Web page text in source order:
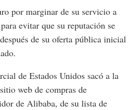
por marginar de su servicio a
evitar que su reputación se
de su oferta pública inicial
de Estados Unidos sacó a la
web de compras de
de Alibaba, de su lista de